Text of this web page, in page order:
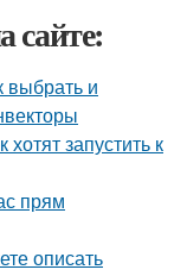
сайте:
выбрать и
запустить к
прям
описать